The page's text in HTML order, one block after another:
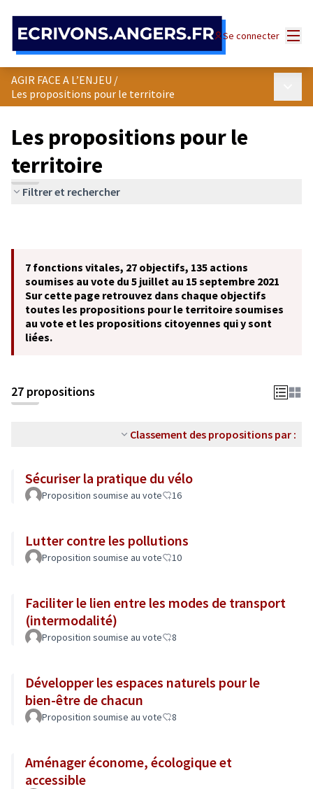
Se connecter
AGIR FACE A L’ENJEU /
Les propositions pour le territoire
Les propositions pour le
territoire
Filtrer et rechercher
7 fonctions vitales, 27 objectifs, 135 actions
soumises au vote du 5 juillet au 15 septembre 2021
Sur cette page retrouvez dans chaque objectifs
toutes les propositions pour le territoire soumises
au vote et les propositions citoyennes qui y sont
liées.
27 propositions
Classement des propositions par :
Sécuriser la pratique du vélo
Proposition soumise au vote 16
Lutter contre les pollutions
Proposition soumise au vote 10
Faciliter le lien entre les modes de transport
(intermodalité)
Proposition soumise au vote 8
Développer les espaces naturels pour le
bien-être de chacun
Proposition soumise au vote 8
Aménager économe, écologique et
accessible